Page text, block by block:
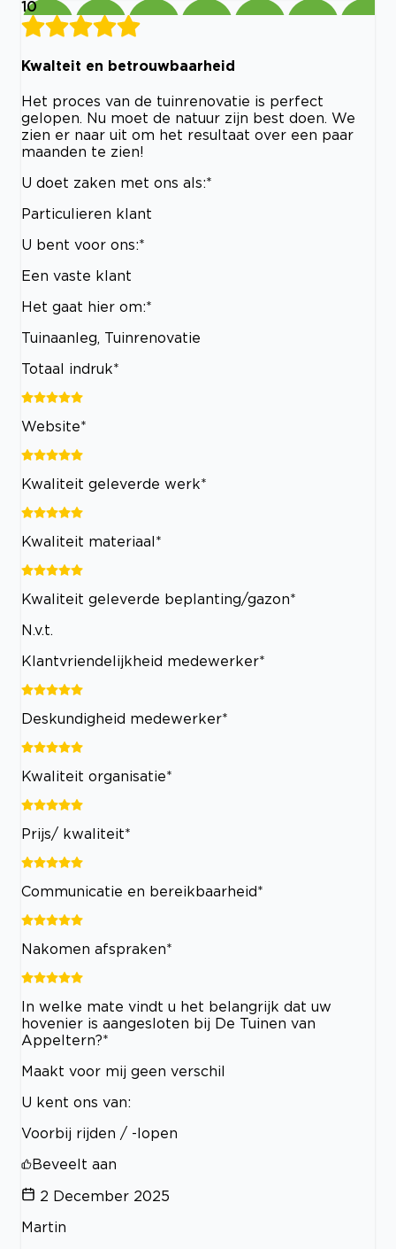
10
Kwalteit en betrouwbaarheid
Het proces van de tuinrenovatie is perfect
gelopen. Nu moet de natuur zijn best doen. We
zien er naar uit om het resultaat over een paar
maanden te zien!
U doet zaken met ons als:*
Particulieren klant
U bent voor ons:*
Een vaste klant
Het gaat hier om:*
Tuinaanleg, Tuinrenovatie
Totaal indruk*
Website*
Kwaliteit geleverde werk*
Kwaliteit materiaal*
Kwaliteit geleverde beplanting/gazon*
N.v.t.
Klantvriendelijkheid medewerker*
Deskundigheid medewerker*
Kwaliteit organisatie*
Prijs/ kwaliteit*
Communicatie en bereikbaarheid*
Nakomen afspraken*
In welke mate vindt u het belangrijk dat uw
hovenier is aangesloten bij De Tuinen van
Appeltern?*
Maakt voor mij geen verschil
U kent ons van:
Voorbij rijden / -lopen
Beveelt aan
2 December 2025
Martin